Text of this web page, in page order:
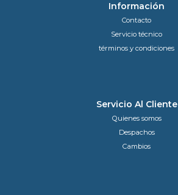
Información
Contacto
Servicio técnico
términos y condiciones
Servicio Al Cliente
Quienes somos
Despachos
Cambios